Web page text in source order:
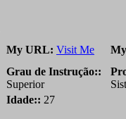
My URL: Visit Me
Grau de Instrução::
Superior
Idade:: 27